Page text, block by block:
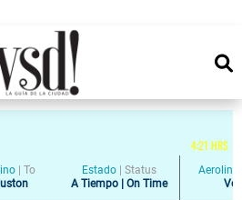
4:21 HRS
To
Estado
Status
A Tiempo | On Time